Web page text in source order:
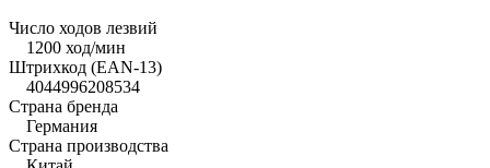
Число ходов лезвий
1200 ход/мин
Штрихкод (EAN-13)
4044996208534
Страна бренда
Германия
Страна производства